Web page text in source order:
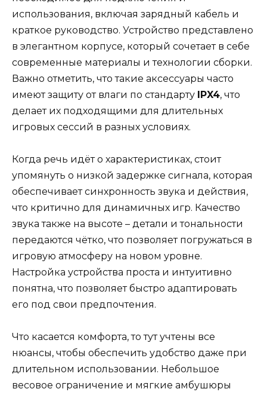
использования, включая зарядный кабель и
краткое руководство. Устройство представлено
в элегантном корпусе, который сочетает в себе
современные материалы и технологии сборки.
Важно отметить, что такие аксессуары часто
имеют защиту от влаги по стандарту IPX4, что
делает их подходящими для длительных
игровых сессий в разных условиях.
Когда речь идёт о характеристиках, стоит
упомянуть о низкой задержке сигнала, которая
обеспечивает синхронность звука и действия,
что критично для динамичных игр. Качество
звука также на высоте – детали и тональности
передаются чётко, что позволяет погружаться в
игровую атмосферу на новом уровне.
Настройка устройства проста и интуитивно
понятна, что позволяет быстро адаптировать
его под свои предпочтения.
Что касается комфорта, то тут учтены все
нюансы, чтобы обеспечить удобство даже при
длительном использовании. Небольшое
весовое ограничение и мягкие амбушюры